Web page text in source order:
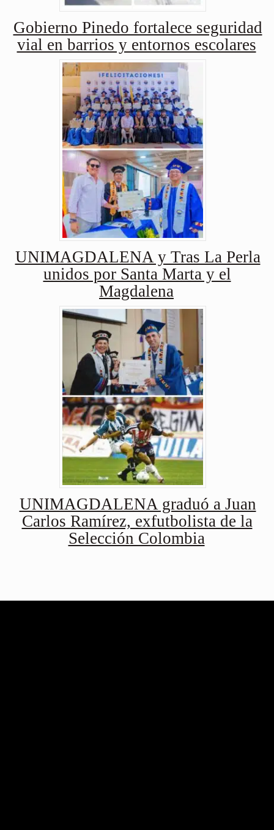
Gobierno Pinedo fortalece seguridad
vial en barrios y entornos escolares
UNIMAGDALENA y Tras La Perla
unidos por Santa Marta y el
Magdalena
UNIMAGDALENA graduó a Juan
Carlos Ramírez, exfutbolista de la
Selección Colombia